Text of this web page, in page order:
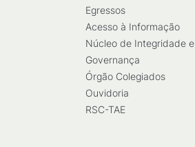
Egressos
Acesso à Informação
Núcleo de Integridade e
Governança
Órgão Colegiados
Ouvidoria
RSC-TAE